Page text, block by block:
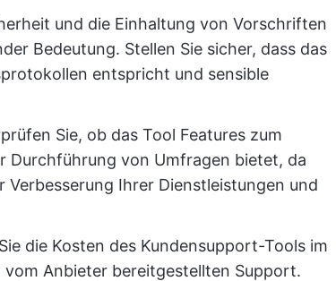
und die Einhaltung von Vorschriften
Bedeutung. Stellen Sie sicher, dass das
entspricht und sensible
Sie, ob das Tool Features zum
Durchführung von Umfragen bietet, da
Ihrer Dienstleistungen und
die Kosten des Kundensupport-Tools im
vom Anbieter bereitgestellten Support.